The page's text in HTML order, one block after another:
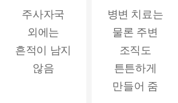
주사자국
외에는
흔적이 남지
않음
병변 치료는
물론 주변
조직도
튼튼하게
만들어 줌